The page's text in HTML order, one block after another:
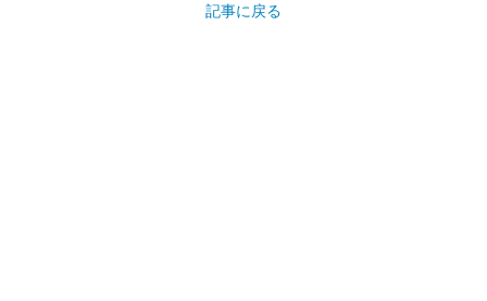
記事に戻る